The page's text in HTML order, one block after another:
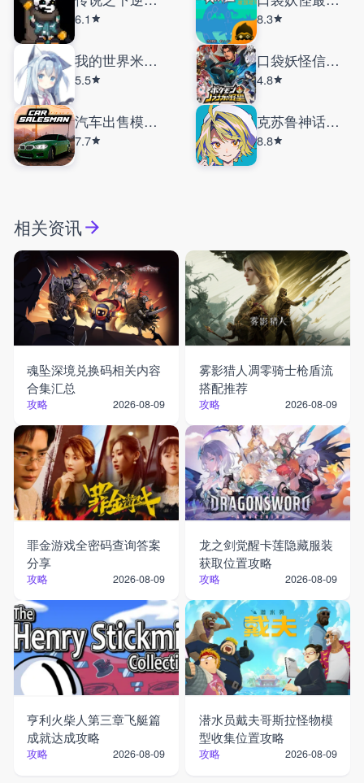
6.1 8.3
我的世界米库宝可梦
5.5
口袋妖怪信长的野望
4.8
汽车出售模拟器汉化版
7.7
克苏鲁神话疯狂低语
8.8
相关资讯
魂坠深境兑换码相关内容
合集汇总
攻略 2026-08-09
雾影猎人凋零骑士枪盾流
搭配推荐
攻略 2026-08-09
罪金游戏全密码查询答案
分享
攻略 2026-08-09
龙之剑觉醒卡莲隐藏服装
获取位置攻略
攻略 2026-08-09
亨利火柴人第三章飞艇篇
成就达成攻略
攻略 2026-08-09
潜水员戴夫哥斯拉怪物模
型收集位置攻略
攻略 2026-08-09